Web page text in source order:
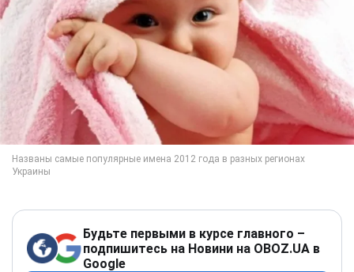
Будьте первыми в курсе главного –
подпишитесь на Новини на OBOZ.UA в
Google